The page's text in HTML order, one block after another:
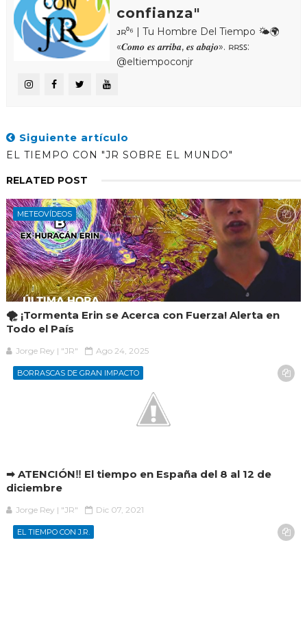
confianza"
ᴊʀ⁰⁶ | Tu Hombre Del Tiempo 🌤🌍
«𝑪𝒐𝒎𝒐 𝒆𝒔 𝒂𝒓𝒓𝒊𝒃𝒂, 𝒆𝒔 𝒂𝒃𝒂𝒋𝒐». ʀʀꜱꜱ:
@eltiempoconjr
Siguiente artículo
EL TIEMPO CON "JR SOBRE EL MUNDO"
RELATED POST
METEOVÍDEOS
🌪️ ¡Tormenta Erin se Acerca con Fuerza! Alerta en
Todo el País
Jorge Rey | "JR" Ago 24, 2025
BORRASCAS DE GRAN IMPACTO
➡ ATENCIÓN‼ El tiempo en España del 8 al 12 de
diciembre
Jorge Rey | "JR" Dic 07, 2021
EL TIEMPO CON J.R.